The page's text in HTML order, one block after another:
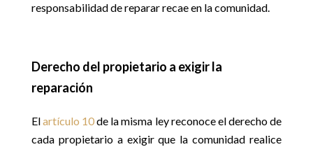
responsabilidad de reparar recae en la comunidad.
Derecho del propietario a exigir la
reparación
Elartículo 10de la misma ley reconoce el derecho de
cada propietario a exigir que la comunidad realice